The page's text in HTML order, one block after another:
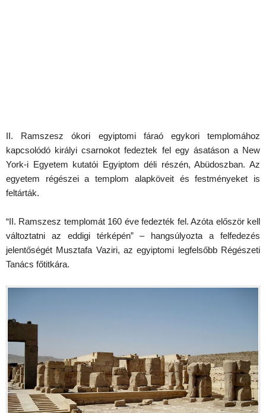
II. Ramszesz ókori egyiptomi fáraó egykori templomához
kapcsolódó királyi csarnokot fedeztek fel egy ásatáson a New
York-i Egyetem kutatói Egyiptom déli részén, Abüdoszban. Az
egyetem régészei a templom alapköveit és festményeket is
feltárták.
“II. Ramszesz templomát 160 éve fedezték fel. Azóta először kell
változtatni az eddigi térképén” – hangsúlyozta a felfedezés
jelentőségét Musztafa Vaziri, az egyiptomi legfelsőbb Régészeti
Tanács főtitkára.